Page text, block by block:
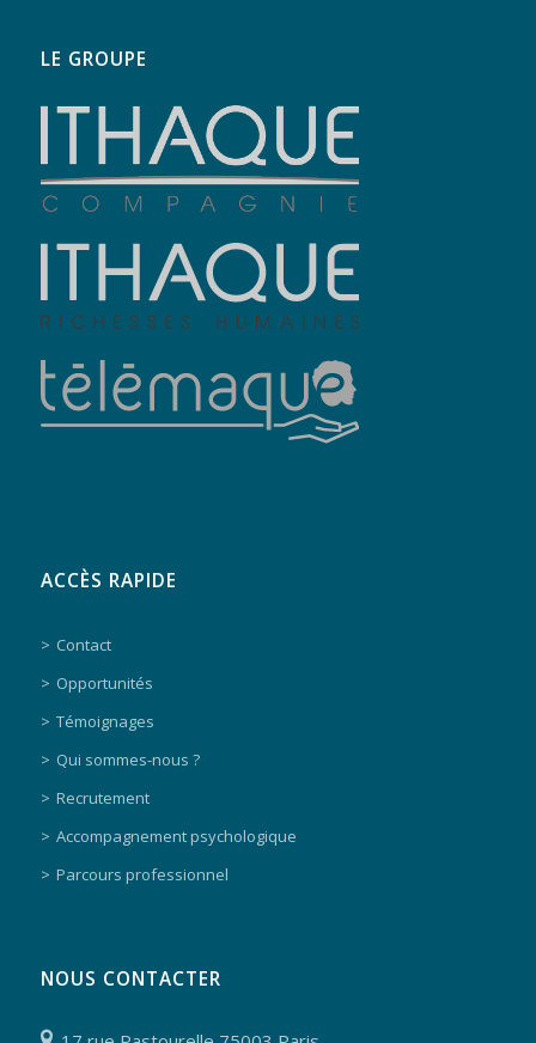
LE GROUPE
ACCÈS RAPIDE
Contact
Opportunités
Témoignages
Qui sommes-nous ?
Recrutement
Accompagnement psychologique
Parcours professionnel
NOUS CONTACTER